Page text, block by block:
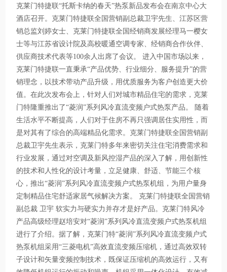
克莱门特捷联“托斯卡纳的春天”热泵新品发布会在南京中心大
酒店召开。克莱门特捷联全国营销副总裁卫宇先生、江苏区营
销总监刘婷女士、克莱门特捷联全国经销商发展经理马一樱女
士等与江苏省设计院及高校暖通空调专家、经销商合作伙伴、
供应商技术代表等100余人出席了会议。 进入中国市场以来，
克莱门特捷联一直秉承“产品优势、行业细分、服务提升”的营
销理念，以技术带动产品升级，用优质服务为客户创造更大价
值。在此次发布会上，针对人们对城市精品住宅的需求，克莱
门特隆重推出了“菱润”系列风冷直流变频户式热泵产品。 随着
生活水平不断提高，人们对于住房不再只强调居住实用性，而
是对其有了综合的高端精品化需求。克莱门特捷联全国营销副
总裁卫宇先生表示，克莱门特多年来密切关注住宅消费需求和
行业发展，通过对空调及新风控湿产品的深入了解，用创新性
的技术和人性化的设计考量，立足健康、舒适、节能三个核
心，推出“菱润”系列风冷直流变频户式热泵机组，为用户量身
定制精品住宅舒适家居气候解决方案。 克莱门特捷联全国营销
副总裁 卫宇 软实力与硬实力并存才是好产品。克莱门特风冷
产品高级经理赵培安对“菱润”系列风冷直流变频户式热泵机组
进行了介绍。据了解，克莱门特“菱润”系列风冷直流变频户式
热泵机组采用“三菱电机”高效直流变频压缩机，通过高效双转
子设计和矢量变频控制技术，既保证压缩机的高效运行，又有